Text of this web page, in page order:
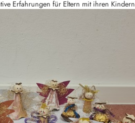
Erfahrungen für Eltern mit ihren Kindern